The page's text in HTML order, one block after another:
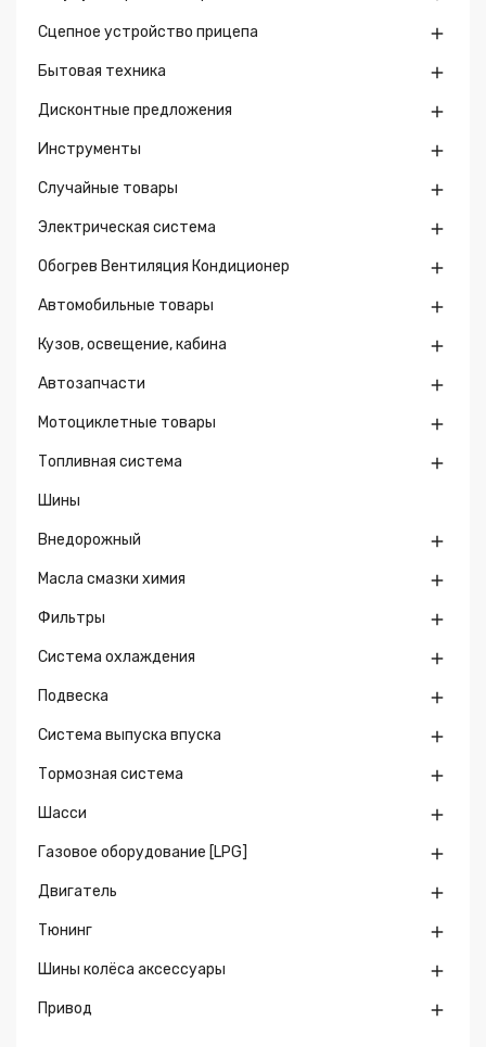
Сцепное устройство прицепа 
Бытовая техника 
Дисконтные предложения 
Инструменты 
Случайные товары 
Электрическая система 
Обогрев Вентиляция Кондиционер 
Автомобильные товары 
Кузов, освещение, кабина 
Автозапчасти 
Мотоциклетные товары 
Топливная система 
Шины
Внедорожный 
Масла смазки химия 
Фильтры 
Система охлаждения 
Подвеска 
Система выпуска впуска 
Тормозная система 
Шасси 
Газовое оборудование [LPG] 
Двигатель 
Тюнинг 
Шины колёса аксессуары 
Привод 